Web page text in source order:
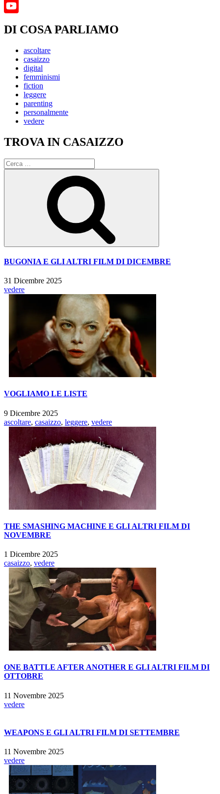
Medium
DI COSA PARLIAMO
ascoltare
casaizzo
digital
femminismi
fiction
leggere
parenting
personalmente
vedere
TROVA IN CASAIZZO
Cerca:
BUGONIA E GLI ALTRI FILM DI DICEMBRE
31 Dicembre 2025
vedere
VOGLIAMO LE LISTE
9 Dicembre 2025
ascoltare, casaizzo, leggere, vedere
THE SMASHING MACHINE E GLI ALTRI FILM DI
NOVEMBRE
1 Dicembre 2025
casaizzo, vedere
ONE BATTLE AFTER ANOTHER E GLI ALTRI FILM DI
OTTOBRE
11 Novembre 2025
vedere
WEAPONS E GLI ALTRI FILM DI SETTEMBRE
11 Novembre 2025
vedere